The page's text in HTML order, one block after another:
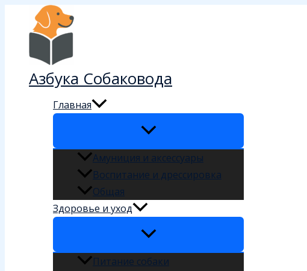
Перейти
Азбука Собаковода
Главная
Амуниция и аксессуары
Воспитание и дрессировка
Общая
Здоровье и уход
Питание собаки